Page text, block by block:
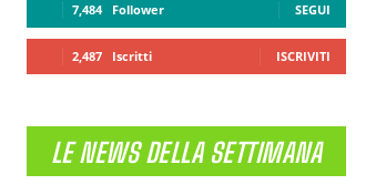
7,484 Follower SEGUI
2,487 Iscritti ISCRIVITI
LE NEWS DELLA SETTIMANA